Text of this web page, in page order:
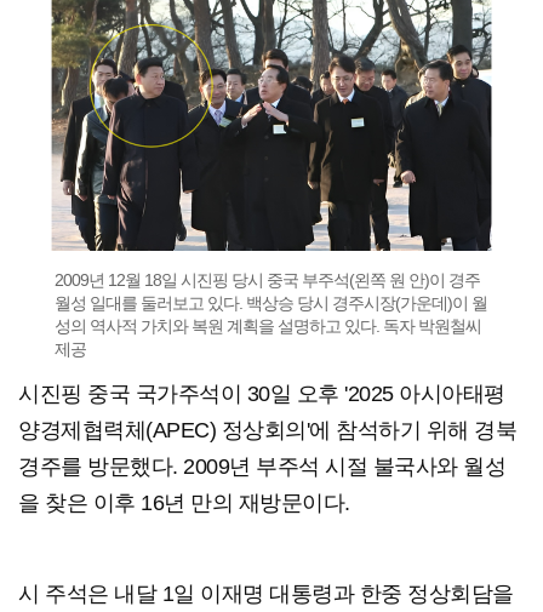
2009년 12월 18일 시진핑 당시 중국 부주석(왼쪽 원 안)이 경주
월성 일대를 둘러보고 있다. 백상승 당시 경주시장(가운데)이 월
성의 역사적 가치와 복원 계획을 설명하고 있다. 독자 박원철씨
제공
시진핑 중국 국가주석이 30일 오후 '2025 아시아태평
양경제협력체(APEC) 정상회의'에 참석하기 위해 경북
경주를 방문했다. 2009년 부주석 시절 불국사와 월성
을 찾은 이후 16년 만의 재방문이다.
시 주석은 내달 1일 이재명 대통령과 한중 정상회담을